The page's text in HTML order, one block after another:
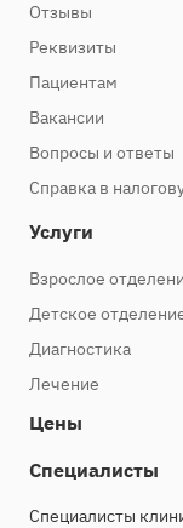
Отзывы
Реквизиты
Пациентам
Вакансии
Вопросы и ответы
Справка в
Услуги
Взрослое
Детское
Диагностика
Лечение
Цены
Специалисты
Специалисты